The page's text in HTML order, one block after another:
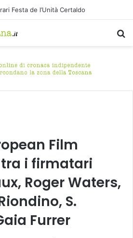
Festa de l’Unità Certaldo
Film
i firmatari
Roger Waters,
S.
Furrer